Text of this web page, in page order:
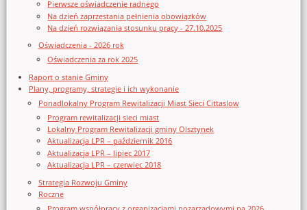
Pierwsze oświadczenie radnego
Na dzień zaprzestania pełnienia obowiązków
Na dzień rozwiązania stosunku pracy - 27.10.2025
Oświadczenia - 2026 rok
Oświadczenia za rok 2025
Raport o stanie Gminy
Plany, programy, strategie i ich wykonanie
Ponadlokalny Program Rewitalizacji Miast Sieci Cittaslow
Program rewitalizacji sieci miast
Lokalny Program Rewitalizacji gminy Olsztynek
Aktualizacja LPR – październik 2016
Aktualizacja LPR – lipiec 2017
Aktualizacja LPR – czerwiec 2018
Strategia Rozwoju Gminy
Roczne